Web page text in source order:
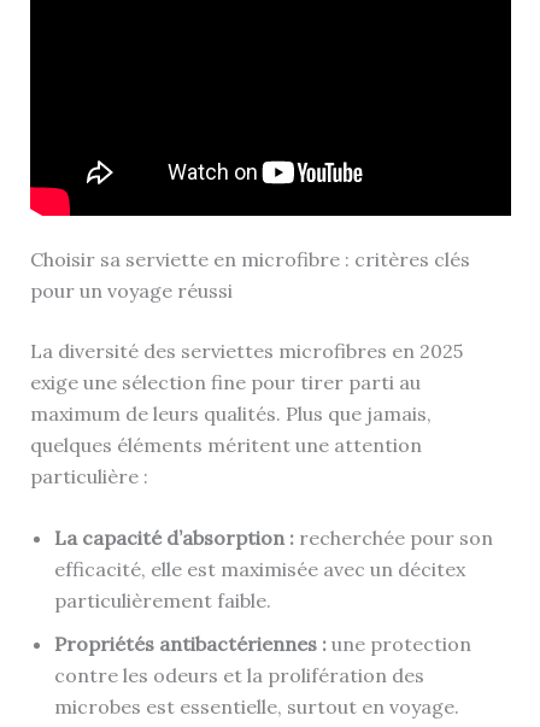
Choisir sa serviette en microfibre : critères clés
pour un voyage réussi
La diversité des serviettes microfibres en 2025
exige une sélection fine pour tirer parti au
maximum de leurs qualités. Plus que jamais,
quelques éléments méritent une attention
particulière :
La capacité d’absorption :recherchée pour son
efficacité, elle est maximisée avec un décitex
particulièrement faible.
Propriétés antibactériennes :une protection
contre les odeurs et la prolifération des
microbes est essentielle, surtout en voyage.